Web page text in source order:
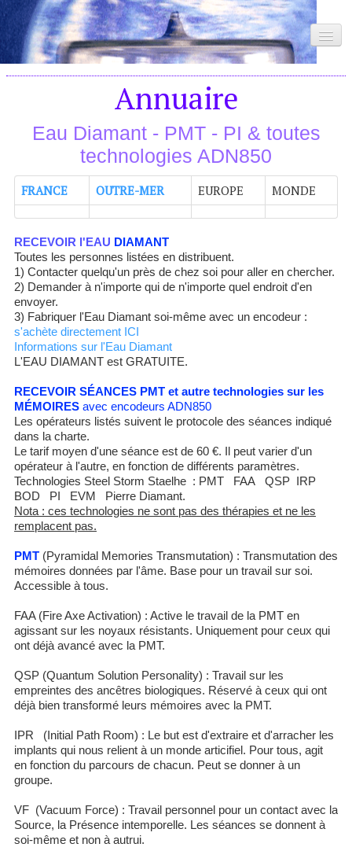
Rencontres
Annuaire
Ventes
Contact
Annuaire
Eau Diamant - PMT - PI & toutes
technologies ADN850
FRANCE OUTRE-MER EUROPE MONDE
RECEVOIR l'EAU DIAMANT
Toutes les personnes listées en distribuent.
1) Contacter quelqu'un près de chez soi pour aller en chercher.
2) Demander à n'importe qui de n'importe quel endroit d'en
envoyer.
3) Fabriquer l'Eau Diamant soi-même avec un encodeur :
s'achète directement ICI
Informations sur l'Eau Diamant
L'EAU DIAMANT est GRATUITE.
RECEVOIR SÉANCES PMT et autre technologies sur les
MÉMOIRES avec encodeurs ADN850
Les opérateurs listés suivent le protocole des séances indiqué
dans la charte.
Le tarif moyen d'une séance est de 60 €. Il peut varier d'un
opérateur à l'autre, en fonction de différents paramètres.
Technologies Steel Storm Staelhe : PMT FAA QSP IRP
BOD PI EVM Pierre Diamant.
Nota : ces technologies ne sont pas des thérapies et ne les
remplacent pas.
PMT (Pyramidal Memories Transmutation) : Transmutation des
mémoires données par l'âme. Base pour un travail sur soi.
Accessible à tous.
FAA (Fire Axe Activation) : Active le travail de la PMT en
agissant sur les noyaux résistants. Uniquement pour ceux qui
ont déjà avancé avec la PMT.
QSP (Quantum Solution Personality) : Travail sur les
empreintes des ancêtres biologiques. Réservé à ceux qui ont
déjà bien transformé leurs mémoires avec la PMT.
IPR (Initial Path Room) : Le but est d'extraire et d'arracher les
implants qui nous relient à un monde articifiel. Pour tous, agit
en fonction du parcours de chacun. Peut se donner à un
groupe.
VF (Vacuum Force) : Travail personnel pour un contact avec la
Source, la Présence intemporelle. Les séances se donnent à
soi-même et non à autrui.